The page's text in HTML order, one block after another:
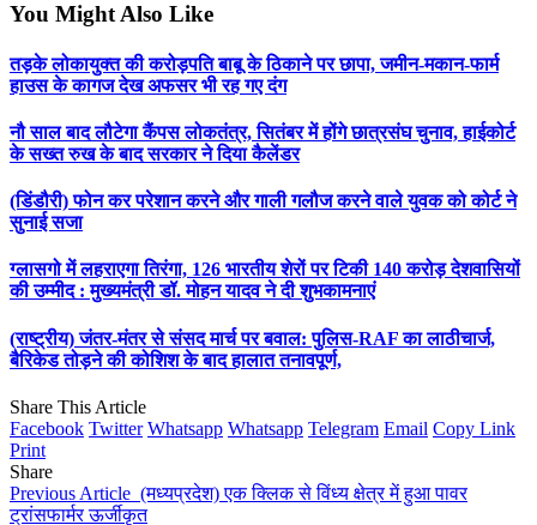
You Might Also Like
तड़के लोकायुक्त की करोड़पति बाबू के ठिकाने पर छापा, जमीन-मकान-फार्म
हाउस के कागज देख अफसर भी रह गए दंग
नौ साल बाद लौटेगा कैंपस लोकतंत्र, सितंबर में होंगे छात्रसंघ चुनाव, हाईकोर्ट
के सख्त रुख के बाद सरकार ने दिया कैलेंडर
(डिंडौरी) फोन कर परेशान करने और गाली गलौज करने वाले युवक को कोर्ट ने
सुनाई सजा
ग्लासगो में लहराएगा तिरंगा, 126 भारतीय शेरों पर टिकी 140 करोड़ देशवासियों
की उम्मीद : मुख्यमंत्री डॉ. मोहन यादव ने दी शुभकामनाएं
(राष्ट्रीय) जंतर-मंतर से संसद मार्च पर बवाल: पुलिस-RAF का लाठीचार्ज,
बैरिकेड तोड़ने की कोशिश के बाद हालात तनावपूर्ण,
Share This Article
Facebook Twitter Whatsapp Whatsapp Telegram Email Copy Link
Print
Share
Previous Article (मध्यप्रदेश) एक क्लिक से विंध्य क्षेत्र में हुआ पावर
ट्रांसफार्मर ऊर्जीकृत